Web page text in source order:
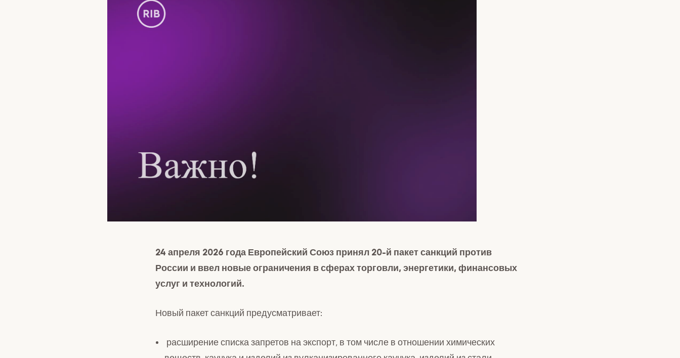
Валютные сделки, сделки на
финансовых рынках
24 апреля 2026 года Европейский Союз принял 20-й пакет санкций против
России и ввел новые ограничения в сферах торговли, энергетики, финансовых
услуг и технологий.
Новый пакет санкций предусматривает:
расширение списка запретов на экспорт, в том числе в отношении химических